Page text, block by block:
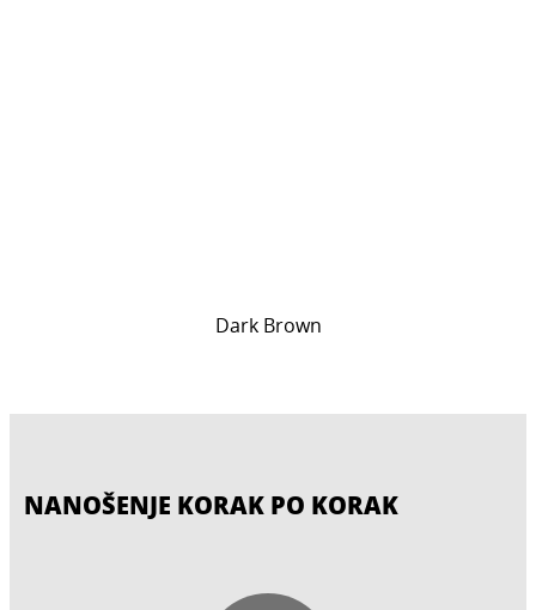
Dark Brown
NANOŠENJE KORAK PO KORAK